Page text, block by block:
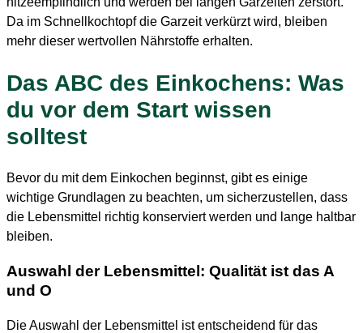
Da im Schnellkochtopf die Garzeit verkürzt wird, bleiben
mehr dieser wertvollen Nährstoffe erhalten.
Das ABC des Einkochens: Was
du vor dem Start wissen
solltest
Bevor du mit dem Einkochen beginnst, gibt es einige
wichtige Grundlagen zu beachten, um sicherzustellen, dass
die Lebensmittel richtig konserviert werden und lange haltbar
bleiben.
Auswahl der Lebensmittel: Qualität ist das A
und O
Die Auswahl der Lebensmittel ist entscheidend für das